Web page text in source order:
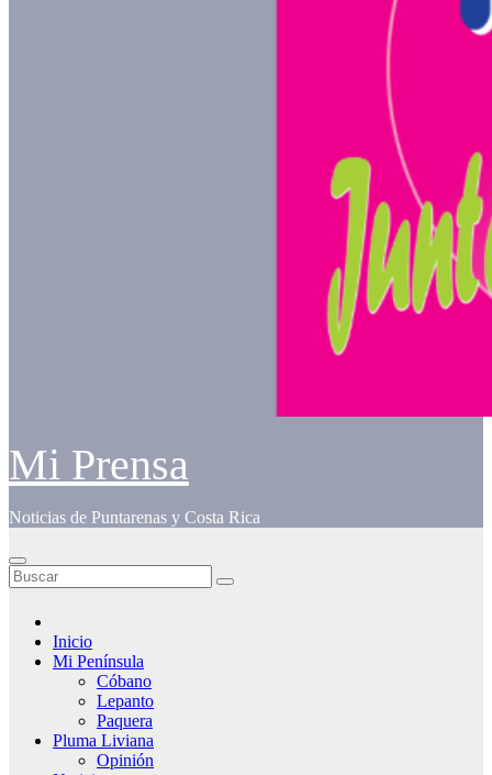
Mi Prensa
Noticias de Puntarenas y Costa Rica
Inicio
Mi Península
Cóbano
Lepanto
Paquera
Pluma Liviana
Opinión